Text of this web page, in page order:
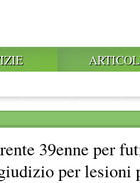
39enne per
per lesioni